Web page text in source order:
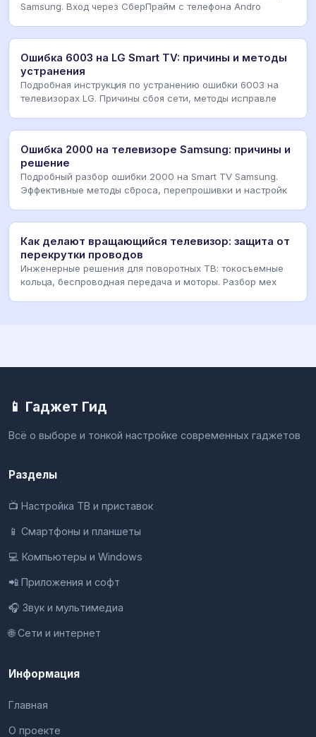
Samsung. Вход через СберПрайм с телефона Andro
Ошибка 6003 на LG Smart TV: причины и методы
устранения
Подробная инструкция по устранению ошибки 6003 на
телевизорах LG. Причины сбоя сети, методы исправле
Ошибка 2000 на телевизоре Samsung: причины и
решение
Подробный разбор ошибки 2000 на Smart TV Samsung.
Эффективные методы сброса, перепрошивки и настройк
Как делают вращающийся телевизор: защита от
перекрутки проводов
Инженерные решения для поворотных ТВ: токосъемные
кольца, беспроводная передача и моторы. Разбор мех
📱 Гаджет Гид
Всё о выборе и тонкой настройке современных гаджетов
Разделы
📺 Настройка ТВ и приставок
📱 Смартфоны и планшеты
💻 Компьютеры и Windows
📲 Приложения и софт
🎧 Звук и мультимедиа
🌐 Сети и интернет
Информация
Главная
О проекте